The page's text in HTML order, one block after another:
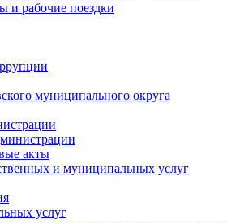
и рабочие поездки
муниципального округа
акты
и муниципальных услуг
услуг